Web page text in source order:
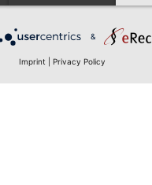
&
Imprint Privacy Policy